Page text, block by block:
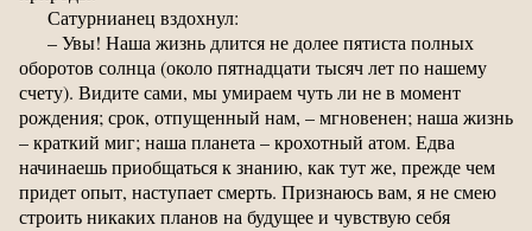
Сатурнианец вздохнул:
– Увы! Наша жизнь длится не долее пятиста полных
оборотов солнца (около пятнадцати тысяч лет по нашему
счету). Видите сами, мы умираем чуть ли не в момент
рождения; срок, отпущенный нам, – мгновенен; наша жизнь
– краткий миг; наша планета – крохотный атом. Едва
начинаешь приобщаться к знанию, как тут же, прежде чем
придет опыт, наступает смерть. Признаюсь вам, я не смею
строить никаких планов на будущее и чувствую себя